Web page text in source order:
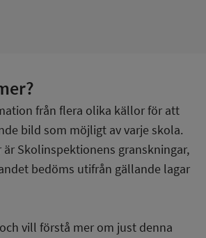
från flera olika källor för att
bild som möjligt av varje skola.
är Skolinspektionens granskningar,
bedöms utifrån gällande lagar
vill förstå mer om just denna